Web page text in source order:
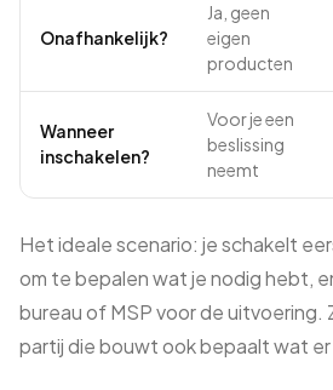
Onafhankelijk?
Ja, geen
eigen
producten
Wanneer
inschakelen?
Voor je een
beslissing
neemt
Het ideale scenario: je schakelt
om te bepalen wat je nodig hebt,
bureau of MSP voor de uitvoering.
partij die bouwt ook bepaalt wat